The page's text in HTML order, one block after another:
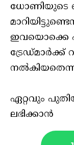
ധോണിയുടെ
ഇവയൊക്കെ
ട്രേഡ്മാര്‍ക്ക്
ഏറ്റവും
ലഭിക്കാൻ